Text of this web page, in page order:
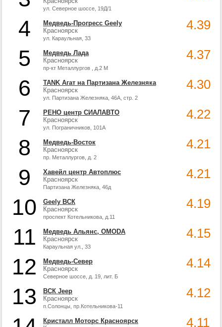
ул. Северное шоссе, 19Д/1
4
Медведь-Прогресс Geely
Красноярск
ул. Караульная, 33
4.39
5
Медведь Лада
Красноярск
пр-кт Металлургов , д.2 М
4.37
6
TANK Агат на Партизана Железняка
Красноярск
ул. Партизана Железняка, 46А, стр. 2
4.30
7
РЕНО центр СИАЛАВТО
Красноярск
ул. Пограничников, 101А
4.22
8
Медведь-Восток
Красноярск
пр. Металлургов, д. 2
4.21
9
Хавейл центр Автоплюс
Красноярск
Партизана Железняка, 46д
4.21
10
Geely ВСК
Красноярск
проспект Котельникова, д.11
4.19
11
Медведь Альянс, OMODA
Красноярск
Караульная ул., 33
4.15
12
Медведь-Север
Красноярск
Северное шоссе, д. 19, лит. Б
4.14
13
ВСК Jeep
Красноярск
п.Солонцы, пр.Котельникова-11
4.12
Кристалл Моторс Красноярск
4.11